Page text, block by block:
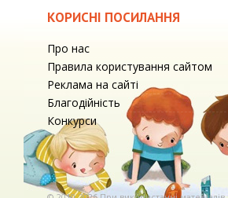
КОРИСНІ ПОСИЛАННЯ
Про нас
Правила користування сайтом
Реклама на сайті
Благодійність
Конкурси